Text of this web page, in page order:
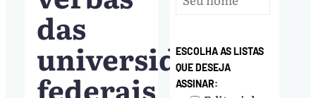
das
universidades
federais
ESCOLHA AS LISTAS
QUE DESEJA
ASSINAR: